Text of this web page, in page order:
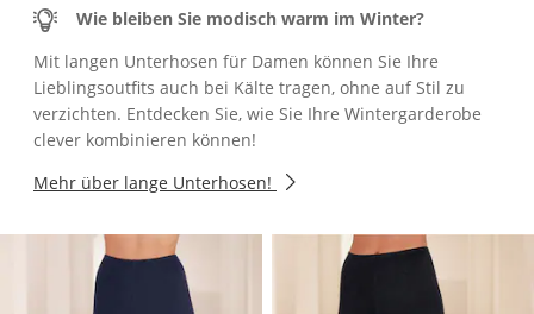
Wie bleiben Sie modisch warm im Winter?
Mit langen Unterhosen für Damen können Sie Ihre
Lieblingsoutfits auch bei Kälte tragen, ohne auf Stil zu
verzichten. Entdecken Sie, wie Sie Ihre Wintergarderobe
clever kombinieren können!
Mehr über lange Unterhosen!